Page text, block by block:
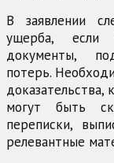
В заявлении
ущерба, если
документы,
потерь.
доказательства,
могут быть
переписки,
релевантные